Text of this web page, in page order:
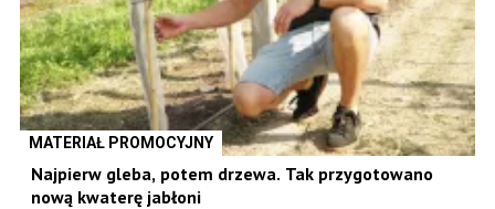
MATERIAŁ PROMOCYJNY
Najpierw gleba, potem drzewa. Tak przygotowano
nową kwaterę jabłoni